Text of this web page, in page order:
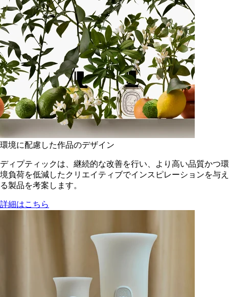
環境に配慮した作品のデザイン
ディプティックは、継続的な改善を行い、より高い品質かつ環
境負荷を低減した​クリエイティブでインスピレーションを与え
る製品を考案します。
詳細はこちら